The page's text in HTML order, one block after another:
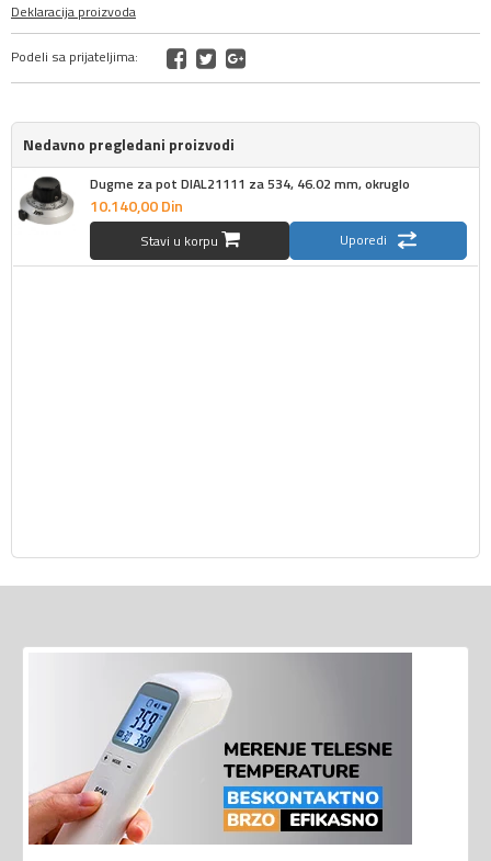
Deklaracija proizvoda
Podeli sa prijateljima:
Nedavno pregledani proizvodi
Dugme za pot DIAL21111 za 534, 46.02 mm, okruglo
10.140,00Din
Stavi u korpu Uporedi